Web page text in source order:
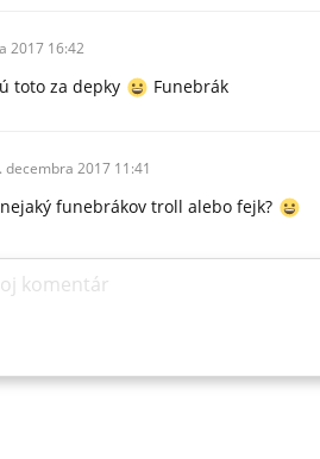
2017 16:42
toto za depky Funebrák
decembra 2017 11:41
funebrákov troll alebo fejk?
komentár